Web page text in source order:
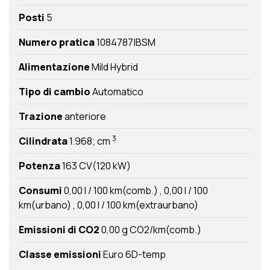
Posti 5
Numero pratica1084787|BSM
AlimentazioneMild Hybrid
Tipo di cambioAutomatico
Trazioneanteriore
Cilindrata1.968; cm 3
Potenza163 CV(120 kW)
Consumi0,00 l / 100 km(comb.) 0,00 l / 100
km(urbano) 0,00 l / 100 km(extraurbano)
Emissioni di CO20,00 g CO2/km(comb.)
Classe emissioniEuro 6D-temp